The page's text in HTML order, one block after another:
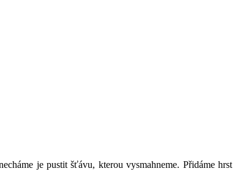
je pustit šťávu, kterou vysmahneme. Přidáme hrst